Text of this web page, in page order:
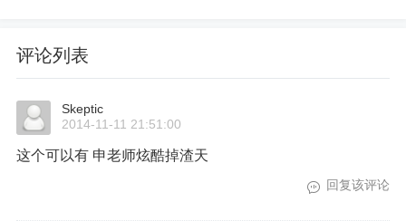
评论列表
Skeptic
2014-11-11 21:51:00
这个可以有 申老师炫酷掉渣天
回复该评论